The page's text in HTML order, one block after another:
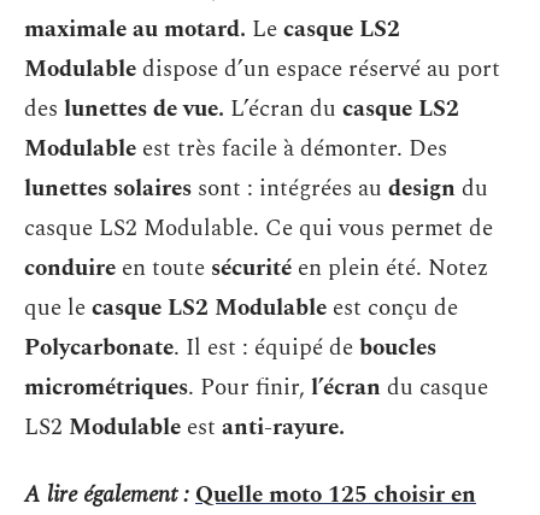
maximale au motard. Lecasque LS2
Modulabledispose d’un espace réservé au port
des lunettes de vue. L’écran du casque LS2
Modulable est très facile à démonter. Des
lunettes solaires sont : intégrées au designdu
casque LS2 Modulable. Ce qui vous permet de
conduire en toute sécurité en plein été. Notez
que lecasque LS2 Modulable est conçu de
Polycarbonate. Il est : équipé deboucles
micrométriques. Pour finir, l’écrandu casque
LS2 Modulable est anti-rayure.
A lire également :Quelle moto 125 choisir en